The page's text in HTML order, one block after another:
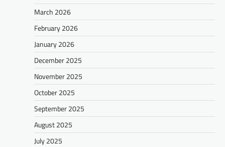
March 2026
February 2026
January 2026
December 2025
November 2025
October 2025
September 2025
August 2025
July 2025